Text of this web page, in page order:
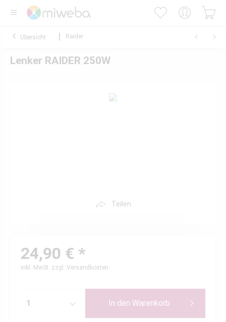
Übersicht Raider
Lenker RAIDER 250W
Teilen
24,90 € *
inkl. MwSt. zzgl. Versandkosten
In den Warenkorb